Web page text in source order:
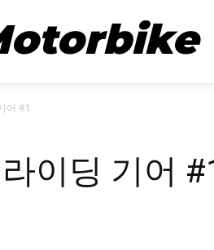
어 #1
이딩 기어